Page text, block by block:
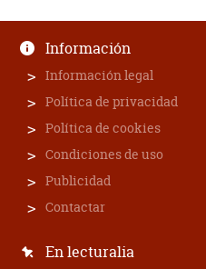
Información
Información legal
Política de privacidad
Política de cookies
Condiciones de uso
Publicidad
Contactar
En lecturalia